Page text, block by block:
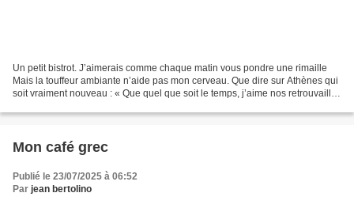
Un petit bistrot. J’aimerais comme chaque matin vous pondre une rimaille
Mais la touffeur ambiante n’aide pas mon cerveau. Que dire sur Athènes qui
soit vraiment nouveau : « Que quel que soit le temps, j’aime nos retrouvailles
Mon café grec
Publié le 23/07/2025 à 06:52
Par jean bertolino